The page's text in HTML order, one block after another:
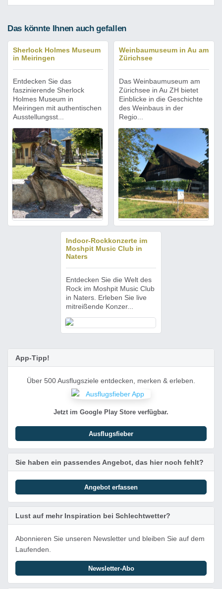
Das könnte Ihnen auch gefallen
Sherlock Holmes Museum
in Meiringen
Entdecken Sie das
faszinierende Sherlock
Holmes Museum in
Meiringen mit authentischen
Ausstellungsst...
Weinbaumuseum in Au am
Zürichsee
Das Weinbaumuseum am
Zürichsee in Au ZH bietet
Einblicke in die Geschichte
des Weinbaus in der
Regio...
Indoor-Rockkonzerte im
Moshpit Music Club in
Naters
Entdecken Sie die Welt des
Rock im Moshpit Music Club
in Naters. Erleben Sie live
mitreißende Konzer...
App-Tipp!
Über 500 Ausflugsziele entdecken, merken & erleben.
Jetzt im Google Play Store verfügbar.
Ausflugsfieber
Sie haben ein passendes Angebot, das hier noch fehlt?
Angebot erfassen
Lust auf mehr Inspiration bei Schlechtwetter?
Abonnieren Sie unseren Newsletter und bleiben Sie auf dem
Laufenden.
Newsletter-Abo